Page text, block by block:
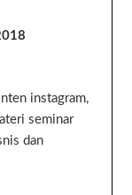
instagram,
seminar
dan